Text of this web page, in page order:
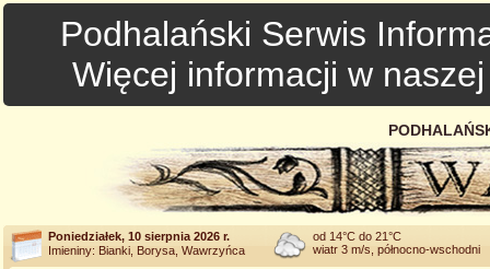
Podhalański Serwis
Więcej informacji w
Poniedziałek, 10 sierpnia 2026 r.
Imieniny: Bianki, Borysa, Wawrzyńca
od 14°C do 21°C
wiatr 3 m/s, północno-wschodni